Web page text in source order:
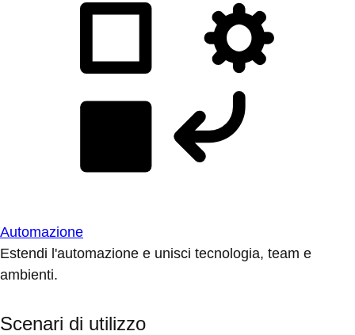
Automazione
Estendi l'automazione e unisci tecnologia, team e
ambienti.
Scenari di utilizzo